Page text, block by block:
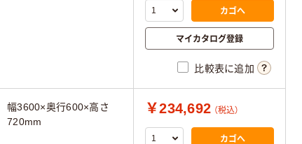
カゴへ
マイカタログ登録
比較表に追加
幅3600×奥行600×高さ
720mm
￥234,692 （税込）
カゴへ